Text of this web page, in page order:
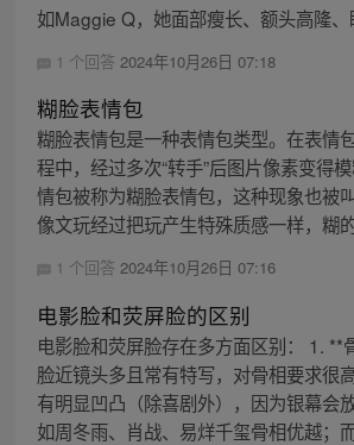
如Maggie Q，她面部瘦长、额头高隆、
1 个回答 2024年10月26日 07:18
糊脸表情包
糊脸表情包是一种表情包类型。在表情
程中，经过多次“转手”后图片像素变得
情包被称为糊脸表情包，这种现象也被
像文玩经过把玩产生特殊质感一样，糊
1 个回答 2024年10月26日 07:16
电影脸和荧屏脸的区别
电影脸和荧屏脸存在多方面区别： 1. **
脸近镜头多且常有特写，对骨相要求很
有明显凹凸（除喜剧外），因为银幕会
如周冬雨、肖战、易烊千玺骨相优越；